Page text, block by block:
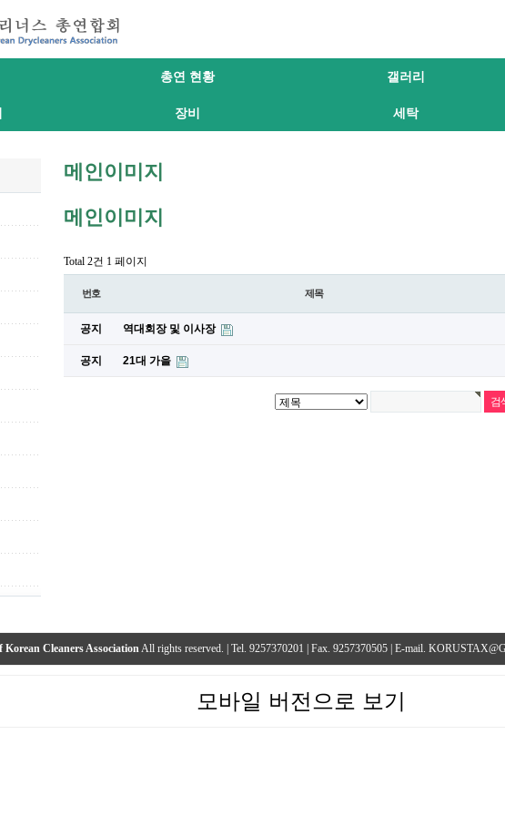
총연 현황 갤러리
장비 세탁
메인이미지
메인이미지
Total 2건 1 페이지
번호 제목
공지 역대회장 및 이사장
공지 21대 가을
Korean Cleaners AssociationAll rights reserved. | Tel. 9257370201 | Fax. 9257370505 | E-mail.
모바일 버전으로 보기